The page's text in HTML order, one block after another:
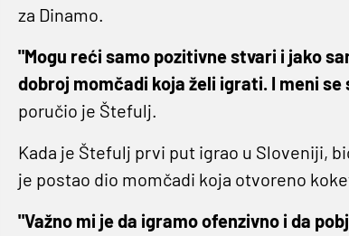
za Dinamo.
"Mogu reći samo pozitivne stvari i jako
dobroj momčadi koja želi igrati. I meni
poručio je Štefulj.
Kada je Štefulj prvi put igrao u Sloveniji,
je postao dio momčadi koja otvoreno
"Važno mi je da igramo ofenzivno i da